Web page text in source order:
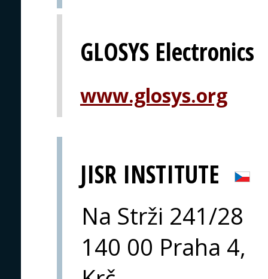
GLOSYS Electronics
www.glosys.org
JISR INSTITUTE
Na Strži 241/28
140 00 Praha 4,